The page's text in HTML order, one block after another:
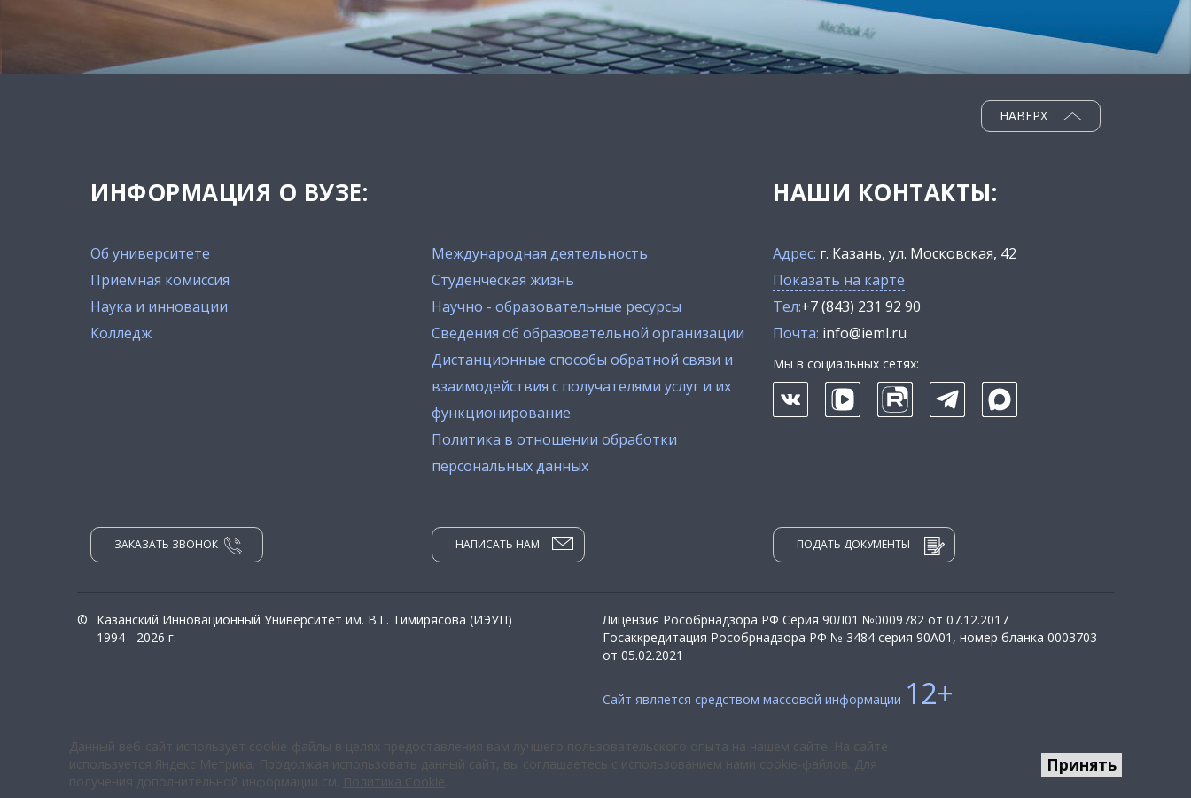
ИНФОРМАЦИЯ О ВУЗЕ:
Об университете
Приемная комиссия
Наука и инновации
Колледж
Международная деятельность
Студенческая жизнь
Научно - образовательные ресурсы
Сведения об образовательной организации
Дистанционные способы обратной связи и
взаимодействия с получателями услуг и их
функционирование
Политика в отношении обработки
персональных данных
НАВЕРХ
НАШИ КОНТАКТЫ:
Адрес: г. Казань, ул. Московская, 42
Показать на карте
Тел:+7 (843) 231 92 90
Почта: info@ieml.ru
Мы в социальных сетях:
ЗАКАЗАТЬ ЗВОНОК НАПИСАТЬ НАМ ПОДАТЬ ДОКУМЕНТЫ
©
Казанский Инновационный Университет им. В.Г. Тимирясова (ИЭУП)
1994 - 2026 г.
Лицензия Рособрнадзора РФ Серия 90Л01 №0009782 от 07.12.2017
Госаккредитация Рособрнадзора РФ № 3484 серия 90А01, номер бланка 0003703
от 05.02.2021
Сайт является средством массовой информации 12+
Данный веб-сайт использует cookie-файлы в целях предоставления вам лучшего пользовательского опыта на нашем сайте. На сайте
используется Яндекс Метрика. Продолжая использовать данный сайт, вы соглашаетесь с использованием нами cookie-файлов. Для
получения дополнительной информации см.
Политика Cookie
Принять